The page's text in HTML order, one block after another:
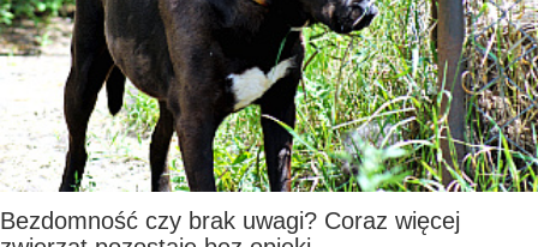
Bezdomność czy brak uwagi? Coraz więcej